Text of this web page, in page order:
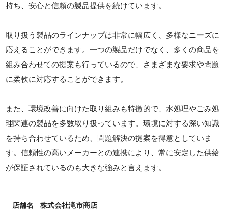
持ち、安心と信頼の製品提供を続けています。
取り扱う製品のラインナップは非常に幅広く、多様なニーズに
応えることができます。一つの製品だけでなく、多くの商品を
組み合わせての提案も行っているので、さまざまな要求や問題
に柔軟に対応することができます。
また、環境改善に向けた取り組みも特徴的で、水処理やごみ処
理関連の製品を多数取り扱っています。環境に対する深い知識
を持ち合わせているため、問題解決の提案を得意としていま
す。信頼性の高いメーカーとの連携により、常に安定した供給
が保証されているのも大きな強みと言えます。
店舗名 株式会社滝市商店